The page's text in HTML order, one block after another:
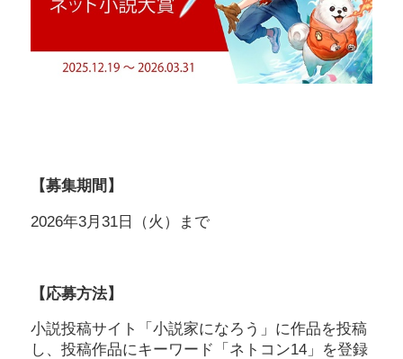
【募集期間】
2026年3月31日（火）まで
【応募方法】
小説投稿サイト「小説家になろう」に作品を投稿
し、投稿作品にキーワード「ネトコン14」を登録